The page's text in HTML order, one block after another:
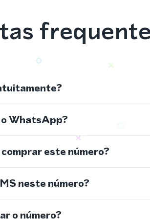
o WhatsApp?
este número?
neste número?
o número?